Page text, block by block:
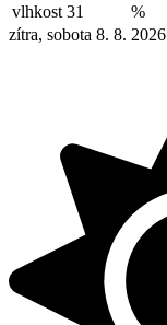
vlhkost 31
%
zítra, sobota 8. 8. 2026